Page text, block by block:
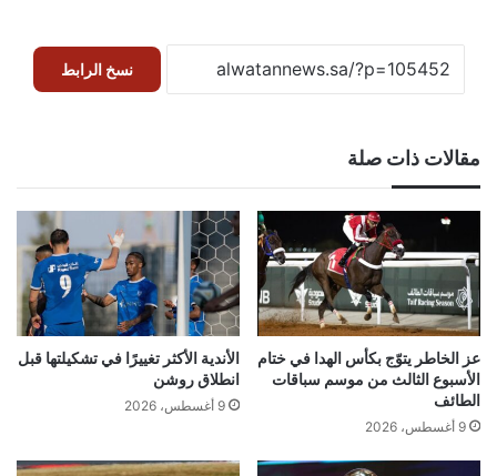
نسخ الرابط
مقالات ذات صلة
عز الخاطر يتوّج بكأس الهدا في ختام
الأسبوع الثالث من موسم سباقات
الطائف
9 أغسطس، 2026
الأندية الأكثر تغييرًا في تشكيلتها قبل
انطلاق روشن
9 أغسطس، 2026